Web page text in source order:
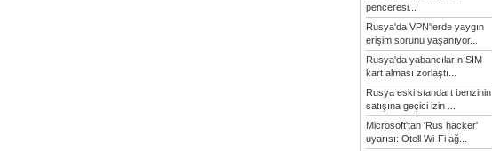
penceresi...
Rusya'da VPN'lerde yaygın
erişim sorunu yaşanıyor...
Rusya'da yabancıların SIM
kart alması zorlaştı...
Rusya eski standart benzinin
satışına geçici izin ...
Microsoft'tan 'Rus hacker'
uyarısı: Otell Wi-Fi ağ...